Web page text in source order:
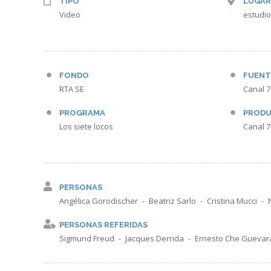
Video
FONDO
RTA SE
PROGRAMA
Los siete locos
Canal
Canal
PERSONAS
Angélica Gorodischer Beatriz Sarlo Cristina Mucci
PERSONAS REFERIDAS
Sigmund Freud Jacques Derrida Ernesto Che